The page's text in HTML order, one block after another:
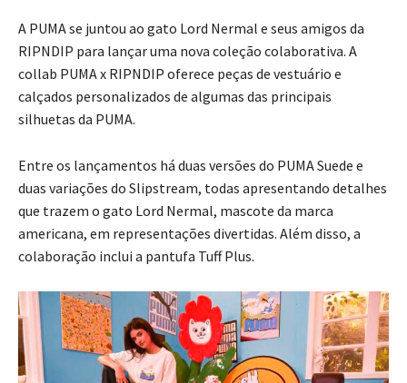
A PUMA se juntou ao gato Lord Nermal e seus amigos da
RIPNDIP para lançar uma nova coleção colaborativa. A
collab PUMA x RIPNDIP oferece peças de vestuário e
calçados personalizados de algumas das principais
silhuetas da PUMA.
Entre os lançamentos há duas versões do PUMA Suede e
duas variações do Slipstream, todas apresentando detalhes
que trazem o gato Lord Nermal, mascote da marca
americana, em representações divertidas. Além disso, a
colaboração inclui a pantufa Tuff Plus.